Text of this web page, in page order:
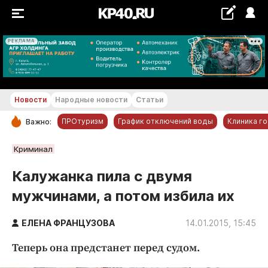
РЕКЛАМА
+22...+23 °С
РУБРИКИ
Новости компаний
Статьи
Народные новости
Благоустройство
Новости Народные новости Статьи
Важно: ПРОтуризм График отключений воды Клиника
Криминал
Калужанка пила с двумя
мужчинами, а потом избила их
ЕЛЕНА ФРАНЦУЗОВА 14.01.2015, 15:45
Теперь она предстанет перед судом.